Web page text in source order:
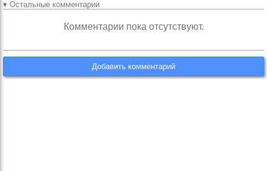
▾ Остальные комментарии
Комментарии пока отсутствуют.
Добавить комментарий